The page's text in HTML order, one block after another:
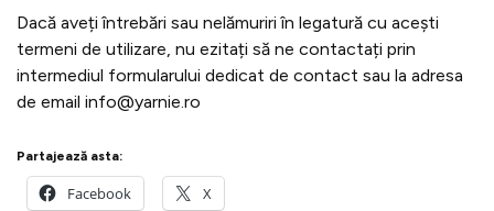
Dacă aveți întrebări sau nelămuriri în legatură cu acești
termeni de utilizare, nu ezitați să ne contactați prin
intermediul formularului dedicat de contact sau la adresa
de email info@yarnie.ro
Partajează asta:
Facebook X